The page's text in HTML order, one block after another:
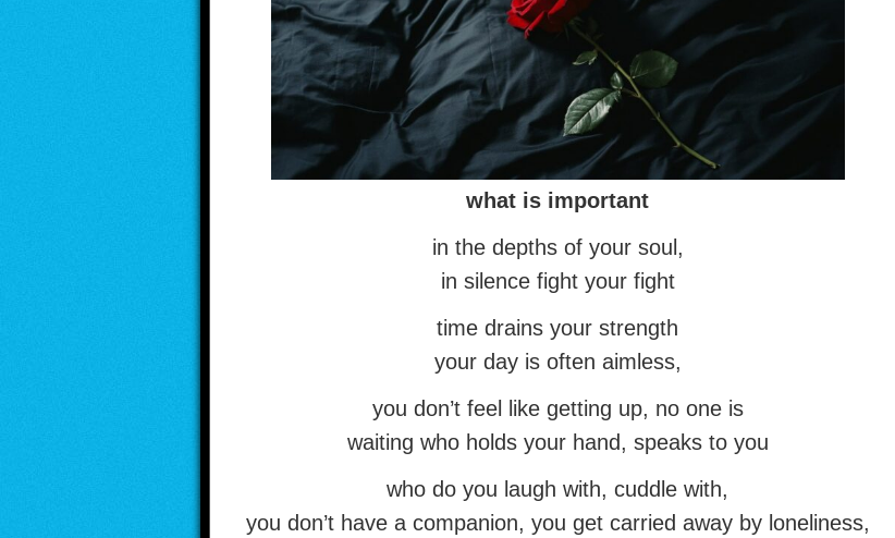
what is important
in the depths of your soul,
in silence fight your fight
time drains your strength
your day is often aimless,
you don’t feel like getting up, no one is
waiting who holds your hand, speaks to you
who do you laugh with, cuddle with,
you don’t have a companion, you get carried away by loneliness,